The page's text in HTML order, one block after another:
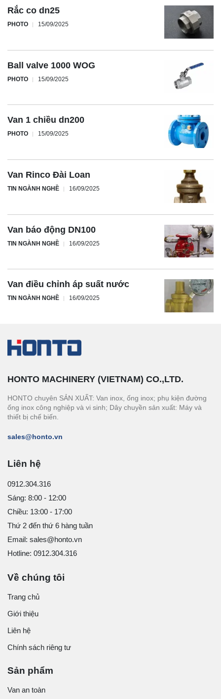
Rắc co dn25
PHOTO 15/09/2025
Ball valve 1000 WOG
PHOTO 15/09/2025
Van 1 chiều dn200
PHOTO 15/09/2025
Van Rinco Đài Loan
TIN NGÀNH NGHỀ 16/09/2025
Van báo động DN100
TIN NGÀNH NGHỀ 16/09/2025
Van điều chỉnh áp suất nước
TIN NGÀNH NGHỀ 16/09/2025
HONTO MACHINERY (VIETNAM) CO.,LTD.
HONTO chuyên SẢN XUẤT: Van inox, ống inox; phụ kiện đường
ống inox công nghiệp và vi sinh; Dây chuyền sản xuất: Máy và
thiết bị chế biến.
sales@honto.vn
Liên hệ
0912.304.316
Sáng: 8:00 - 12:00
Chiều: 13:00 - 17:00
Thứ 2 đến thứ 6 hàng tuần
Email: sales@honto.vn
Hotline: 0912.304.316
Về chúng tôi
Trang chủ
Giới thiệu
Liên hệ
Chính sách riêng tư
Sản phẩm
Van an toàn